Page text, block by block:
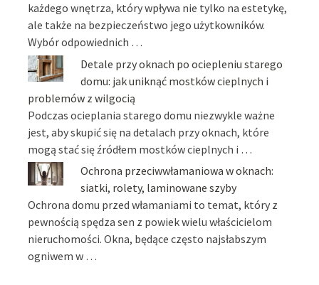
każdego wnętrza, który wpływa nie tylko na estetykę,
ale także na bezpieczeństwo jego użytkowników.
Wybór odpowiednich …
Detale przy oknach po ociepleniu starego
domu: jak uniknąć mostków cieplnych i
problemów z wilgocią
Podczas ocieplania starego domu niezwykle ważne
jest, aby skupić się na detalach przy oknach, które
mogą stać się źródłem mostków cieplnych i …
Ochrona przeciwwłamaniowa w oknach:
siatki, rolety, laminowane szyby
Ochrona domu przed włamaniami to temat, który z
pewnością spędza sen z powiek wielu właścicielom
nieruchomości. Okna, będące często najsłabszym
ogniwem w …